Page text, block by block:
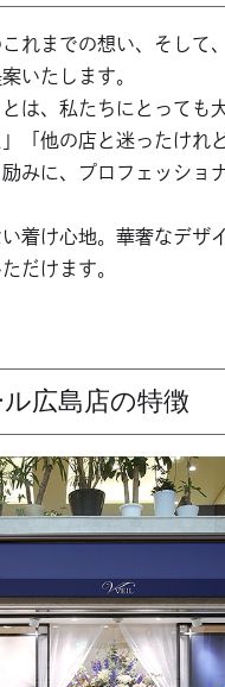
れまでの想い、そして
いたします。
は、私たちにとっても
「他の店と迷ったけれ
みに、プロフェッショ
着け心地。華奢なデザ
だけます。
広島店の特徴